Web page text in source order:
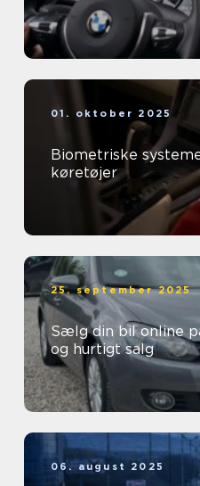
01. oktober 2025
Biometriske
køretøjer
25. september 2025
Sælg din bil online
og hurtigt salg
06. august 2025